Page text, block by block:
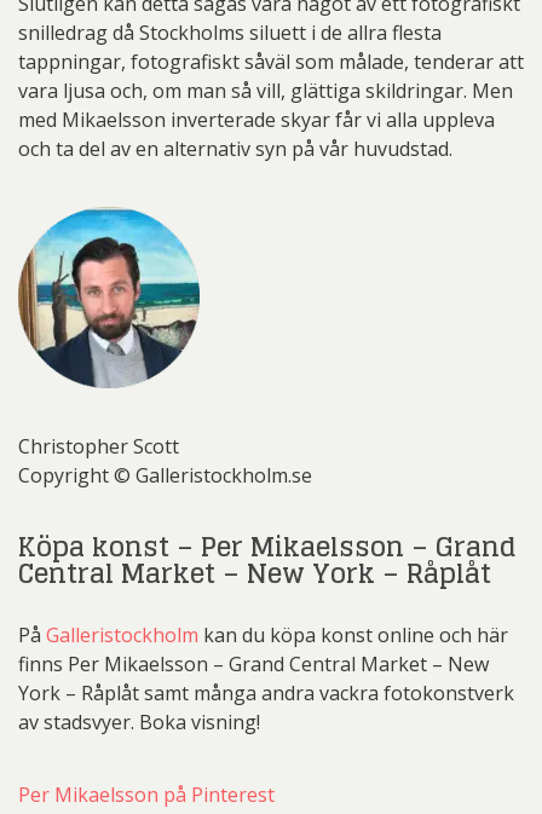
snilledrag då Stockholms siluett i de allra flesta
tappningar, fotografiskt såväl som målade, tenderar att
vara ljusa och, om man så vill, glättiga skildringar. Men
med Mikaelsson inverterade skyar får vi alla uppleva
och ta del av en alternativ syn på vår huvudstad.
Christopher Scott
Copyright © Galleristockholm.se
Köpa konst – Per Mikaelsson – Grand
Central Market – New York – Råplåt
På Galleristockholm kan du köpa konst online och här
finns Per Mikaelsson – Grand Central Market – New
York – Råplåt samt många andra vackra fotokonstverk
av stadsvyer. Boka visning!
Per Mikaelsson på Pinterest